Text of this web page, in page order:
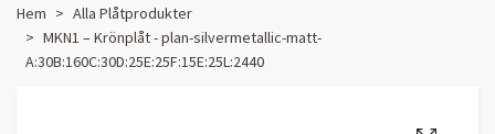
Hem
Alla Plåtprodukter
MKN1 – Krönplåt - plan-silvermetallic-matt-
A:30B:160C:30D:25E:25F:15E:25L:2440